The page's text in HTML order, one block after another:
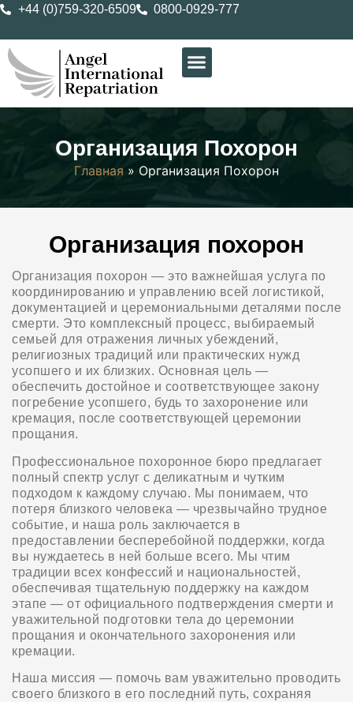
+44 (0)759-320-6509 0800-0929-777
Организация Похорон
Главная » Организация Похорон
Организация похорон
Организация похорон — это важнейшая услуга по
координированию и управлению всей логистикой,
документацией и церемониальными деталями после
смерти. Это комплексный процесс, выбираемый
семьей для отражения личных убеждений,
религиозных традиций или практических нужд
усопшего и их близких. Основная цель —
обеспечить достойное и соответствующее закону
погребение усопшего, будь то захоронение или
кремация, после соответствующей церемонии
прощания.
Профессиональное похоронное бюро предлагает
полный спектр услуг с деликатным и чутким
подходом к каждому случаю. Мы понимаем, что
потеря близкого человека — чрезвычайно трудное
событие, и наша роль заключается в
предоставлении бесперебойной поддержки, когда
вы нуждаетесь в ней больше всего. Мы чтим
традиции всех конфессий и национальностей,
обеспечивая тщательную поддержку на каждом
этапе — от официального подтверждения смерти и
уважительной подготовки тела до церемонии
прощания и окончательного захоронения или
кремации.
Наша миссия — помочь вам уважительно проводить
своего близкого в его последний путь, сохраняя